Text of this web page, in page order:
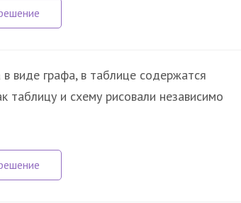
виде графа, в таблице содержатся
таблицу и схему рисовали независимо